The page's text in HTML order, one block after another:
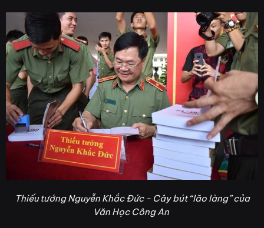
Thiếu tướng Nguyễn Khắc Đức - Cây bút “lão làng” của
Văn Học Công An